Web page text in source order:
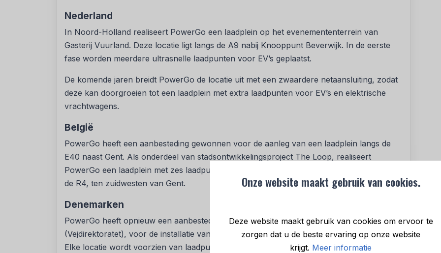
Onze website maakt gebruik van cookies.
Deze website maakt gebruik van cookies om ervoor te
zorgen dat u de beste ervaring op onze website
krijgt. Meer informatie
Nederland
In Noord-Holland realiseert PowerGo een laadplein op het evenemententerrein van
Gasterij Vuurland. Deze locatie ligt langs de A9 nabij Knooppunt Beverwijk. In de eerste
fase worden meerdere ultrasnelle laadpunten voor EV’s geplaatst.
De komende jaren breidt PowerGo de locatie uit met een zwaardere netaansluiting, zodat
deze kan doorgroeien tot een laadplein met extra laadpunten voor EV’s en elektrische
vrachtwagens.
België
PowerGo heeft een aanbesteding gewonnen voor de aanleg van een laadplein langs de
E40 naast Gent. Als onderdeel van stadsontwikkelingsproject The Loop, realiseert
PowerGo een laadplein met zes laadpunten tot 400 kW. De locatie ligt tussen de N43 en
de R4, ten zuidwesten van Gent.
Denemarken
PowerGo heeft opnieuw een aanbesteding gewonnen van de Deense Directoraat Wegen
(Vejdirektoratet), voor de installatie van 10 laadpunten verspreid over drie snelweglocaties.
Elke locatie wordt voorzien van laadpunten tot 480 kW.